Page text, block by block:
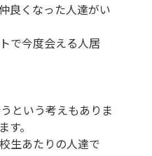
良くなった人達がい
で今度会える人居
という考えもありま
。
生あたりの人達で